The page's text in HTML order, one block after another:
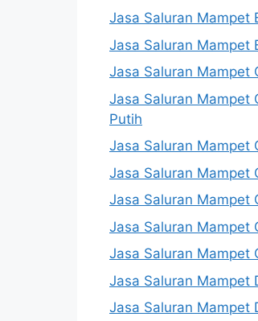
Jasa Saluran Mampet
Jasa Saluran Mampet
Jasa Saluran Mampet
Jasa Saluran Mampet
Putih
Jasa Saluran Mampet
Jasa Saluran Mampet
Jasa Saluran Mampet
Jasa Saluran Mampet
Jasa Saluran Mampet
Jasa Saluran Mampet
Jasa Saluran Mampet